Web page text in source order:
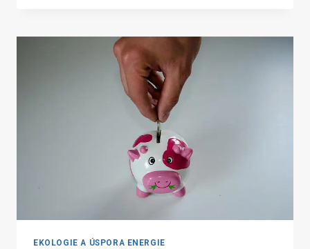
TEPELNÉHO
ČERPADLA
A
INSTALUJTE
PŘÍŠTÍ
ROK
EKOLOGIE A ÚSPORA ENERGIE